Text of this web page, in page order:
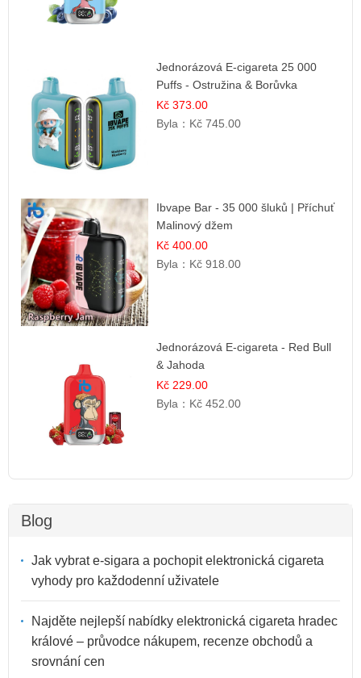
Jednorázová E-cigareta 25 000
Puffs - Ostružina & Borůvka
Kč 373.00
Byla： Kč 745.00
Ibvape Bar - 35 000 šluků | Příchuť
Malinový džem
Kč 400.00
Byla： Kč 918.00
Jednorázová E-cigareta - Red Bull
& Jahoda
Kč 229.00
Byla： Kč 452.00
Blog
Jak vybrat e-sigara a pochopit elektronická cigareta
vyhody pro každodenní uživatele
Najděte nejlepší nabídky elektronická cigareta hradec
králové – průvodce nákupem, recenze obchodů a
srovnání cen